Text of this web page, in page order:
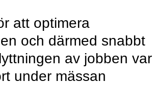
att optimera
och därmed snabbt
av jobben var
under mässan